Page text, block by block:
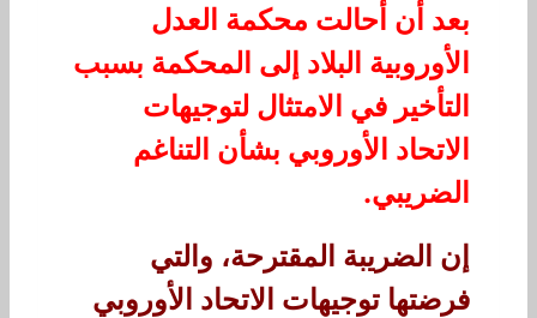
بعد أن أحالت محكمة العدل
الأوروبية البلاد إلى المحكمة بسبب
التأخير في الامتثال لتوجيهات
الاتحاد الأوروبي بشأن التناغم
الضريبي.
إن الضريبة المقترحة، والتي
فرضتها توجيهات الاتحاد الأوروبي